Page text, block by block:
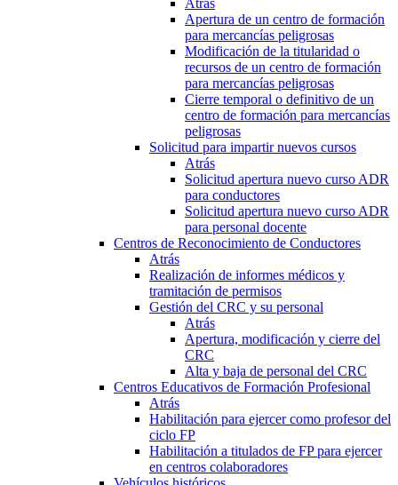
Atrás
Apertura de un centro de formación
para mercancías peligrosas
Modificación de la titularidad o
recursos de un centro de formación
para mercancías peligrosas
Cierre temporal o definitivo de un
centro de formación para mercancías
peligrosas
Solicitud para impartir nuevos cursos
Atrás
Solicitud apertura nuevo curso ADR
para conductores
Solicitud apertura nuevo curso ADR
para personal docente
Centros de Reconocimiento de Conductores
Atrás
Realización de informes médicos y
tramitación de permisos
Gestión del CRC y su personal
Atrás
Apertura, modificación y cierre del
CRC
Alta y baja de personal del CRC
Centros Educativos de Formación Profesional
Atrás
Habilitación para ejercer como profesor del
ciclo FP
Habilitación a titulados de FP para ejercer
en centros colaboradores